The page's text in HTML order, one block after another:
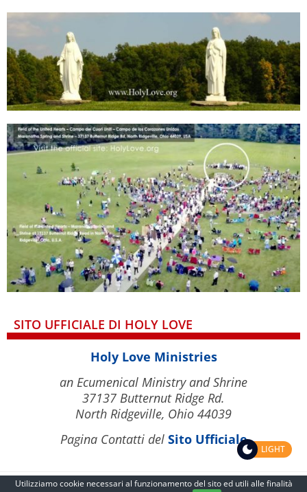
SITO UFFICIALE DI HOLY LOVE
Holy Love Ministries
an Ecumenical Ministry and Shrine
37137 Butternut Ridge Rd.
North Ridgeville, Ohio 44039
Pagina Contatti del Sito Ufficiale
Utilizziamo cookie necessari al funzionamento del sito ed utili alle finalità
LIGHT